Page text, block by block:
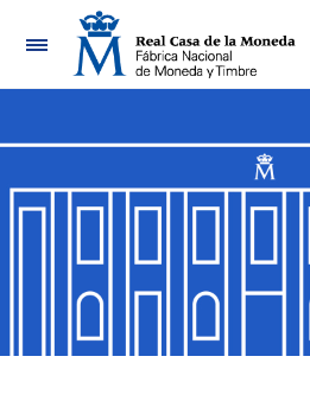
Nabigazioa
Erakutsi/Ezkutatu
Erakutsi/Ezkutatu
Erakutsi/Ezkutatu